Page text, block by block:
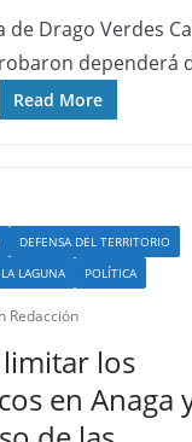
de Drago Verdes
dependerá
Read More
DEFENSA DEL TERRITORIO
LA LAGUNA POLÍTICA
Redacción
los
en Anaga